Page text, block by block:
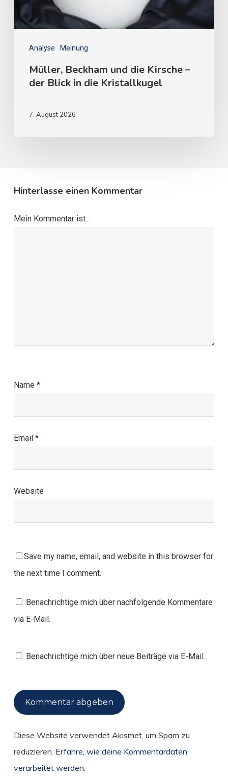
Analyse Meinung
Müller, Beckham und die Kirsche –
der Blick in die Kristallkugel
7. August 2026
Hinterlasse einen Kommentar
Mein Kommentar ist...
Name *
Email *
Website
Save my name, email, and website in this browser for
the next time I comment.
Benachrichtige mich über nachfolgende Kommentare
via E-Mail.
Benachrichtige mich über neue Beiträge via E-Mail.
Diese Website verwendet Akismet, um Spam zu
reduzieren. Erfahre, wie deine Kommentardaten
verarbeitet werden.